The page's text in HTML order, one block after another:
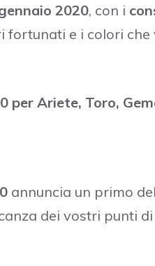
2020, con i
fortunati e i colori
per Ariete, Toro,
annuncia un primo
dei vostri punti